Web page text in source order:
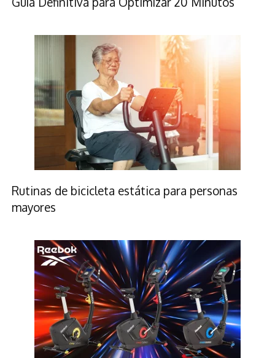
Rutinas de bicicleta estática para personas
mayores